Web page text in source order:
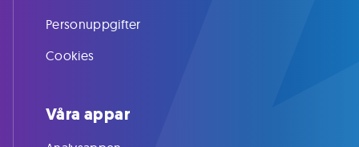
Personuppgifter
Cookies
Våra appar